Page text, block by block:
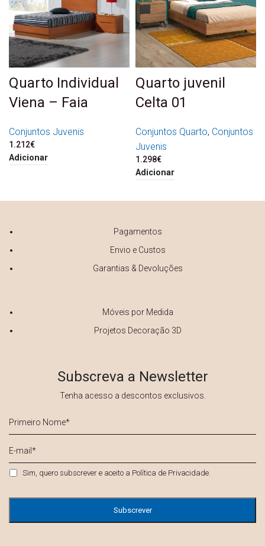
Quarto Individual
Viena – Faia
Conjuntos Juvenis
1.212€
Adicionar
Quarto juvenil
Celta 01
Conjuntos Quarto, Conjuntos
Juvenis
1.298€
Adicionar
Pagamentos
Envio e Custos
Garantias & Devoluções
Móveis por Medida
Projetos Decoração 3D
Subscreva a Newsletter
Tenha acesso a descontos exclusivos.
Nome
*
mail
Privacidade *
Sim, quero subscrever e aceito a Política de Privacidade.